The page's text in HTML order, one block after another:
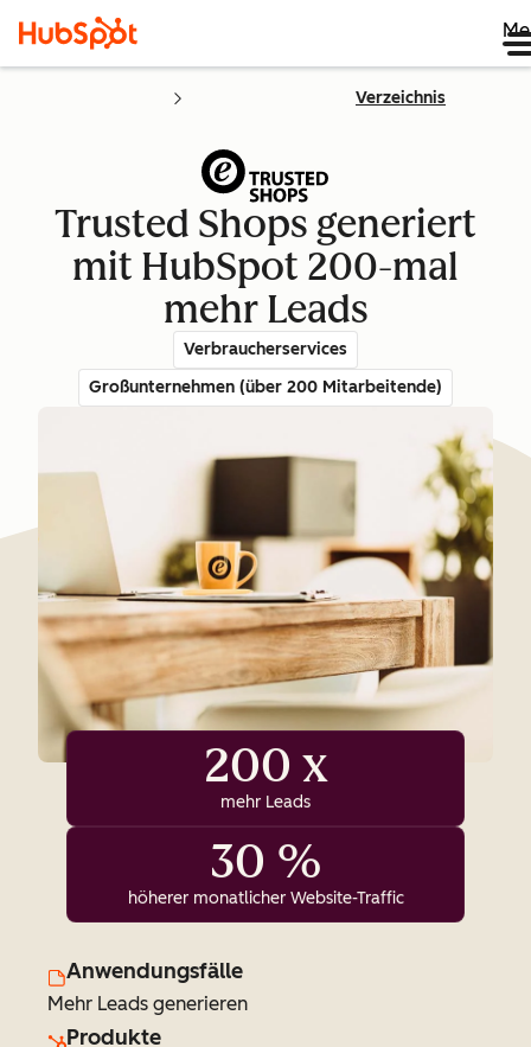
Verzeichnis
Trusted Shops generiert
mit HubSpot 200-mal
mehr Leads
Verbraucherservices
Großunternehmen (über 200 Mitarbeitende)
200 x
mehr Leads
30 %
höherer monatlicher Website-Traffic
Anwendungsfälle
Mehr Leads generieren
Produkte